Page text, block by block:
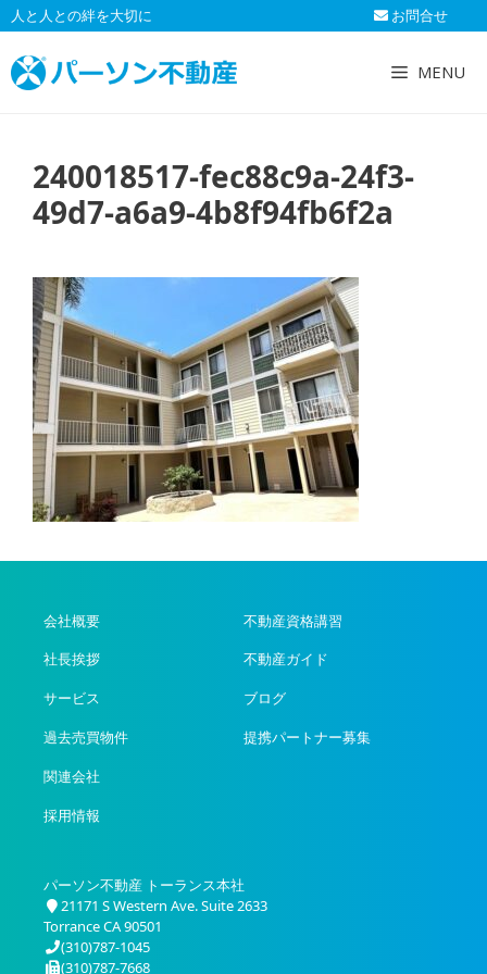
コ
ン
テ
ン
人と人との絆を大切に お問合せ
MENU
240018517-fec88c9a-24f3-
49d7-a6a9-4b8f94fb6f2a
会社概要
社長挨拶
サービス
過去売買物件
関連会社
採用情報
不動産資格講習
不動産ガイド
ブログ
提携パートナー募集
パーソン不動産 トーランス本社
21171 S Western Ave. Suite 2633
Torrance CA 90501
(310)787-1045
(310)787-7668